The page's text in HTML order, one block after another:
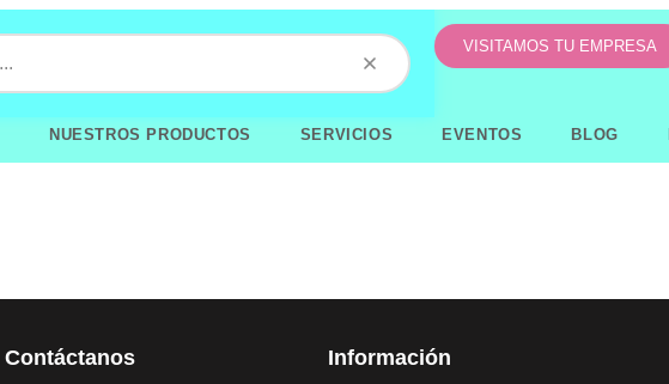
VISITAMOS TU EMPRESA
NUESTROS PRODUCTOS SERVICIOS EVENTOS BLOG
Contáctanos Información